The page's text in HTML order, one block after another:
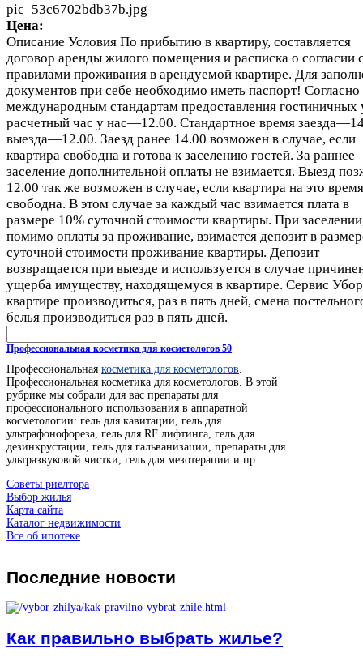
pic_53c6702bdb37b.jpg
Цена:
Описание Условия По прибытию в квартиру, составляется
договор аренды жилого помещения и расписка о согласии
правилами проживания в арендуемой квартире. Для
документов при себе необходимо иметь паспорт! Согласно
международным стандартам предоставления гостиничных
расчетный час у нас—12.00. Стандартное время
выезда—12.00. Заезд ранее 14.00 возможен в случае, если
квартира свободна и готова к заселению гостей. За раннее
заселение дополнительной оплаты не взимается. Выезд
12.00 так же возможен в случае, если квартира на это время
свободна. В этом случае за каждый час взимается плата в
размере 10% суточной стоимости квартиры. При
помимо оплаты за проживание, взимается депозит в
суточной стоимости проживание квартиры. Депозит
возвращается при выезде и используется в случае
ущерба имуществу, находящемуся в квартире. Сервис
квартире производиться, раз в пять дней, смена
белья производиться раз в пять дней.
Профессиональная косметика для косметологов 50
Профессиональная косметика для косметологов
Профессиональная косметика для косметологов. В этой
рубрике мы собрали для вас препараты для
профессионального использования в аппаратной
косметологии: гель для кавитации, гель для
ультрафонофореза, гель для RF лифтинга, гель для
дезинкрустации, гель для гальванизации, препараты для
ультразвуковой чистки, гель для мезотерапии и пр.
Советы риелтора
Выбор жилья
Карта сайта
Каталог недвижимости
Все об ипотеке
Последние новости
Как правильно выбрать жилье?